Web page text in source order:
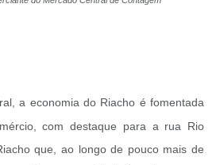
a economia do Riacho é fomentada
com destaque para a rua Rio
que, ao longo de pouco mais de